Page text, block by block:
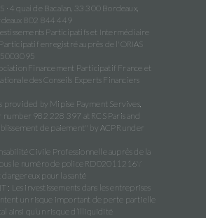
· 4 quai de Bacalan, 33 300 Bordeaux,
802 844 449
Participatifs et Intermédiaire
enregistré auprès de l'ORIAS
Financement Participatif France et
des Conseils Experts Financiers
provided by Mipise Payment Servives,
982 228 397 at RCS Paris and
de paiement" by ACPR under
Civile Professionnelle auprès de la
le numéro de police RD02011216Y
dangereux pour la santé
: Les investissements dans les entreprises
un risque important de perte partielle
ainsi qu’un risque d’illiquidité